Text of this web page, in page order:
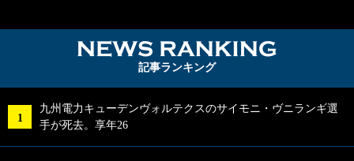
記事ランキング
九州電力キューデンヴォルテクスのサイモニ・ヴニランギ選
手が死去。享年26